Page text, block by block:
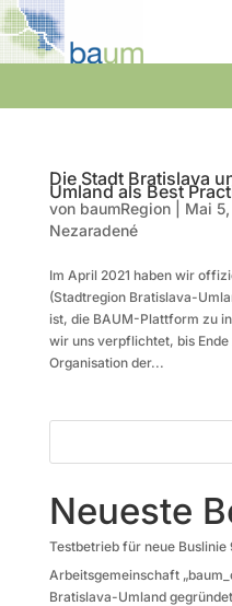
Die Stadt Bratislava
Umland als Best
von baumRegion| Mai
Nezaradené
Im April 2021 haben wir
(Stadtregion Bratislava-
ist, die BAUM-Plattform zu
wir uns verpflichtet, bis
Organisation der...
Neueste
Testbetrieb für neue
Arbeitsgemeinschaft
Bratislava-Umland gegründet